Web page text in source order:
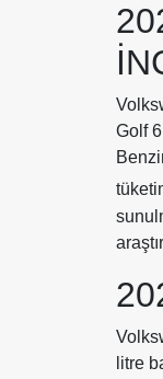
Golf
litre